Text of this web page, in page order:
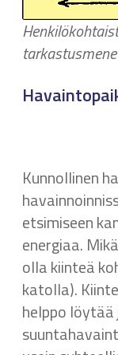
Kunnollinen
etsimiseen
energiaa.
olla kiinteä
katolla).
helppo